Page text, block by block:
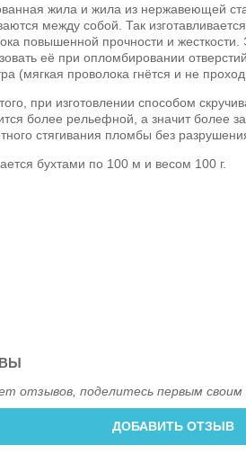
жила и жила из нержавеющей
между собой. Так
повышенной прочности и жесткости.
её при опломбировании
(мягкая проволока гнётся и не
при изготовлении способом
более рельефной, а значит более
стягивания пломбы без
бухтами по 100 м и весом 100 г.
отзывов, поделитесь первым своим
ДОБАВИТЬ ОТЗЫВ